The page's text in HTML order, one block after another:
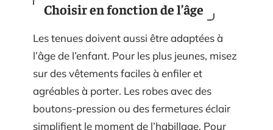
Choisir en fonction de l’âge
Les tenues doivent aussi être adaptées à
l’âge de l’enfant. Pour les plus jeunes, misez
sur des vêtements faciles à enfiler et
agréables à porter. Les robes avec des
boutons-pression ou des fermetures éclair
simplifient le moment de l’habillage. Pour